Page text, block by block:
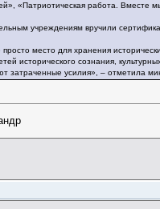
«Патриотическая работа. Вместе
учреждениям вручили
место для хранения
исторического сознания,
затраченные усилия», – отметила